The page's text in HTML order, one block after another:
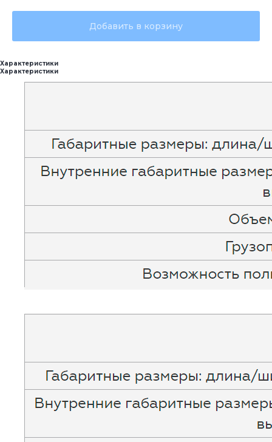
Добавить в корзину
Характеристики
Характеристики